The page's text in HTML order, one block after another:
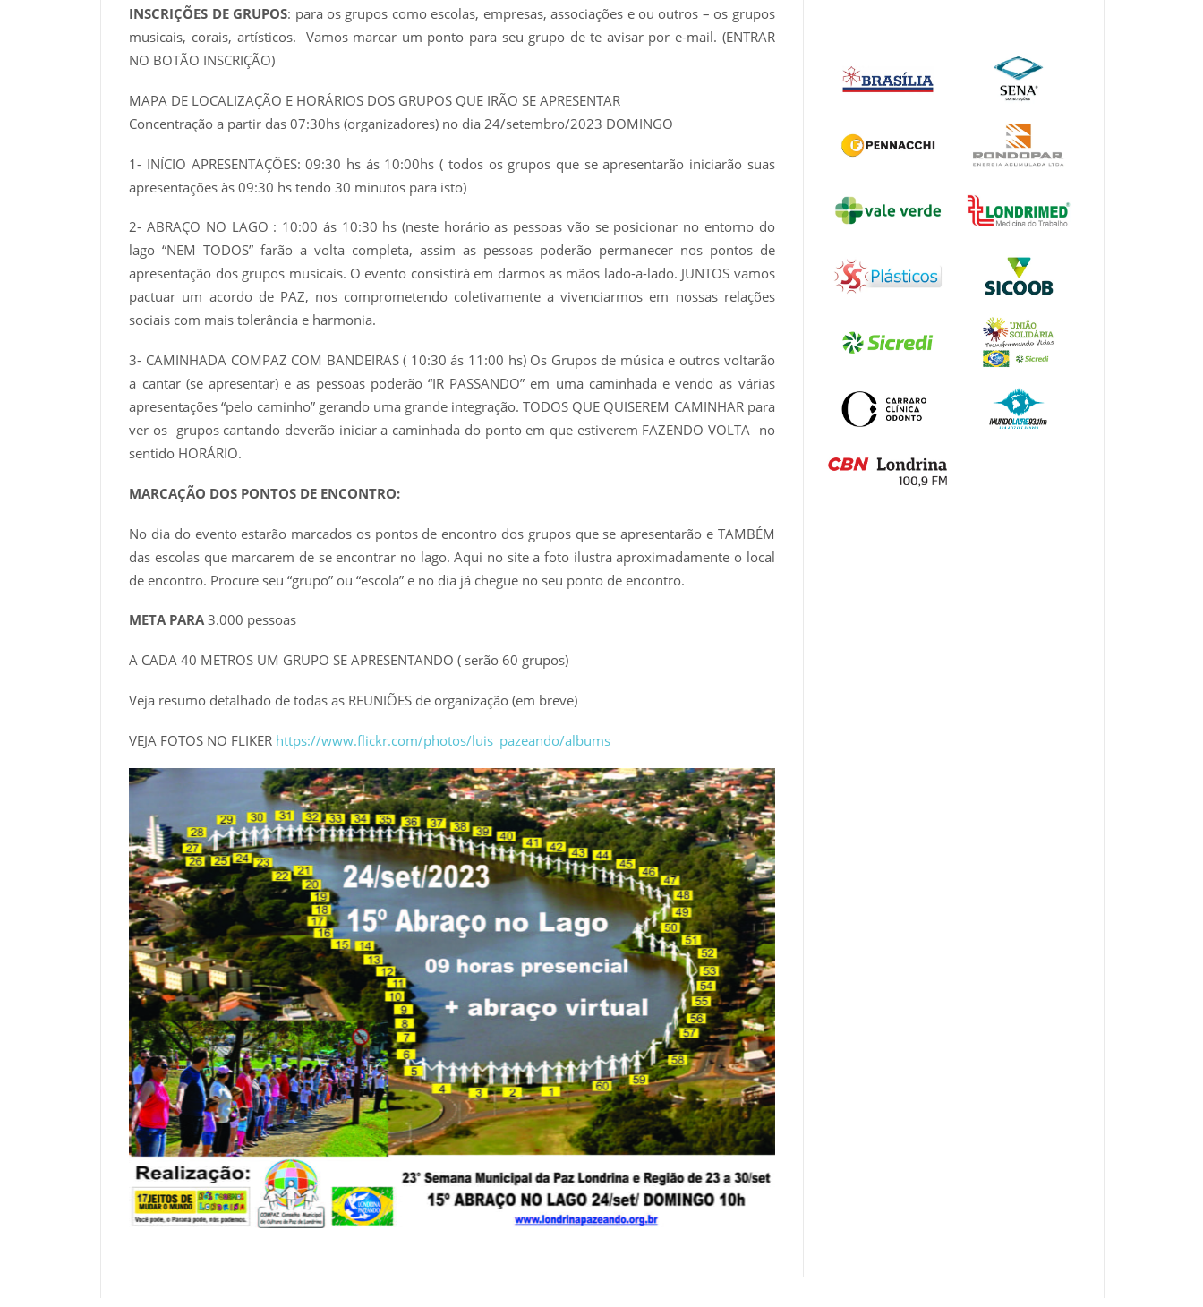
INSCRIÇÕES DE GRUPOS: para os grupos como escolas, empresas, associações e ou outros – os grupos
musicais, corais, artísticos. Vamos marcar um ponto para seu grupo de te avisar por e-mail. (ENTRAR
NO BOTÃO INSCRIÇÃO)
MAPA DE LOCALIZAÇÃO E HORÁRIOS DOS GRUPOS QUE IRÃO SE APRESENTAR
Concentração a partir das 07:30hs (organizadores) no dia 24/setembro/2023 DOMINGO
1- INÍCIO APRESENTAÇÕES: 09:30 hs ás 10:00hs ( todos os grupos que se apresentarão iniciarão suas
apresentações às 09:30 hs tendo 30 minutos para isto)
2- ABRAÇO NO LAGO : 10:00 ás 10:30 hs (neste horário as pessoas vão se posicionar no entorno do
lago “NEM TODOS” farão a volta completa, assim as pessoas poderão permanecer nos pontos de
apresentação dos grupos musicais. O evento consistirá em darmos as mãos lado-a-lado. JUNTOS vamos
pactuar um acordo de PAZ, nos comprometendo coletivamente a vivenciarmos em nossas relações
sociais com mais tolerância e harmonia.
3- CAMINHADA COMPAZ COM BANDEIRAS ( 10:30 ás 11:00 hs) Os Grupos de música e outros voltarão
a cantar (se apresentar) e as pessoas poderão “IR PASSANDO” em uma caminhada e vendo as várias
apresentações “pelo caminho” gerando uma grande integração. TODOS QUE QUISEREM CAMINHAR para
ver os grupos cantando deverão iniciar a caminhada do ponto em que estiverem FAZENDO VOLTA no
sentido HORÁRIO.
MARCAÇÃO DOS PONTOS DE ENCONTRO:
No dia do evento estarão marcados os pontos de encontro dos grupos que se apresentarão e TAMBÉM
das escolas que marcarem de se encontrar no lago. Aqui no site a foto ilustra aproximadamente o local
de encontro. Procure seu “grupo” ou “escola” e no dia já chegue no seu ponto de encontro.
META PARA3.000 pessoas
A CADA 40 METROS UM GRUPO SE APRESENTANDO ( serão 60 grupos)
Veja resumo detalhado de todas as REUNIÕES de organização (em breve)
VEJA FOTOS NO FLIKER https://www.flickr.com/photos/luis_pazeando/albums